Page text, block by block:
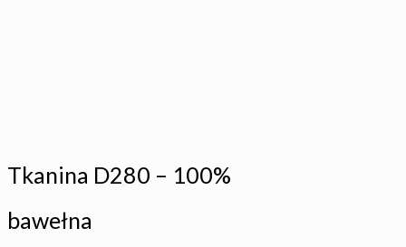
Tkanina D280 – 100%
bawełna